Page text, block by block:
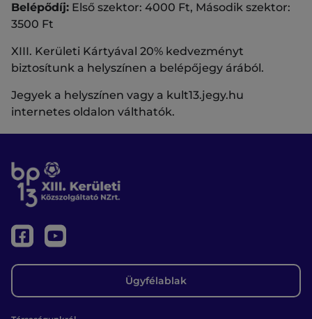
Belépődíj: Első szektor: 4000 Ft, Második szektor:
3500 Ft
XIII. Kerületi Kártyával 20% kedvezményt
biztosítunk a helyszínen a belépőjegy árából.
Jegyek a helyszínen vagy a kult13.jegy.hu
internetes oldalon válthatók.
Ügyfélablak